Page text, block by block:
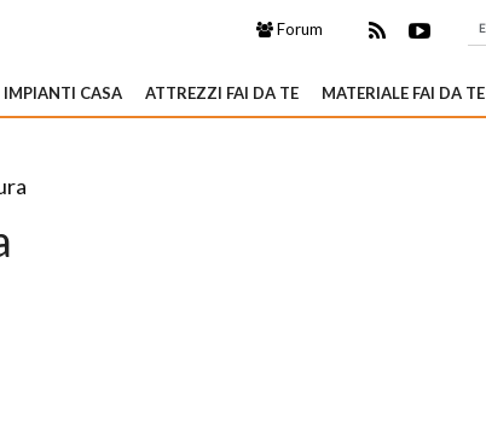
Forum
IMPIANTI CASA ATTREZZI FAI DA TE MATERIALE FAI DA TE